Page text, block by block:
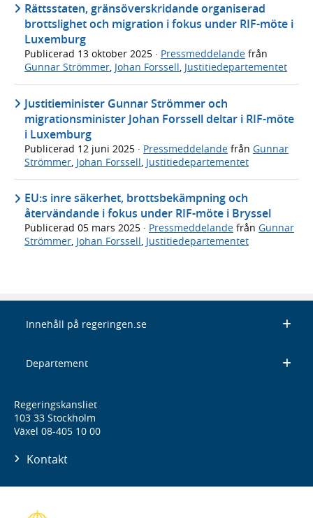
Rättsstaten, gränsöverskridande organiserad
brottslighet och migration i fokus under RIF-möte i
Luxemburg
Publicerad 13 oktober 2025 · Pressmeddelande från
Gunnar Strömmer, Johan Forssell, Justitiedepartementet
Justitieminister Gunnar Strömmer och
migrationsminister Johan Forssell deltar i RIF-möte
i Luxemburg
Publicerad 12 juni 2025 · Pressmeddelande från Gunnar
Strömmer Johan Forssell Justitiedepartementet
EU:s inre säkerhet, brottsbekämpning och
återvändande i fokus under RIF-möte i Bryssel
Publicerad 05 mars 2025 · Pressmeddelande från Gunnar
Strömmer, Johan Forssell, Justitiedepartementet
Innehåll på regeringen.se
Departement
Regeringskansliet
103 33 Stockholm
Växel 08-405 10 00
Kontakt